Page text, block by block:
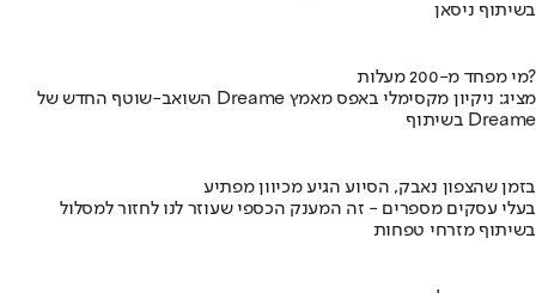
בשיתוף ניסאן
מי מפחד מ-200 מעלות?
השואב-שוטף החדש של Dreame מציג: ניקיון מקסימלי באפס מאמץ
בשיתוף Dreame
בזמן שהצפון נאבק, הסיוע הגיע מכיוון מפתיע
בעלי עסקים מספרים - זה המענק הכספי שעוזר לנו לחזור למסלול
בשיתוף מזרחי טפחות